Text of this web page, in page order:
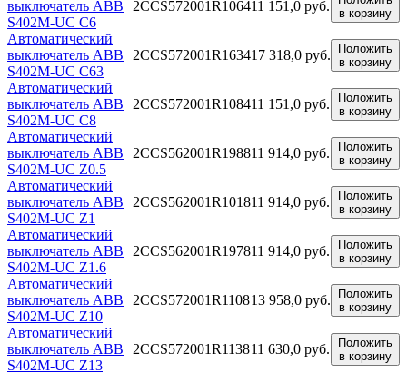
выключатель ABB
S402M-UC C6
2CCS572001R106411 151,0 руб.
в корзину
Автоматический
выключатель ABB
S402M-UC C63
2CCS572001R163417 318,0 руб.
Положить
в корзину
Автоматический
выключатель ABB
S402M-UC C8
2CCS572001R108411 151,0 руб.
Положить
в корзину
Автоматический
выключатель ABB
S402M-UC Z0.5
2CCS562001R198811 914,0 руб.
Положить
в корзину
Автоматический
выключатель ABB
S402M-UC Z1
2CCS562001R101811 914,0 руб.
Положить
в корзину
Автоматический
выключатель ABB
S402M-UC Z1.6
2CCS562001R197811 914,0 руб.
Положить
в корзину
Автоматический
выключатель ABB
S402M-UC Z10
2CCS572001R110813 958,0 руб.
Положить
в корзину
Автоматический
выключатель ABB
S402M-UC Z13
2CCS572001R113811 630,0 руб.
Положить
в корзину